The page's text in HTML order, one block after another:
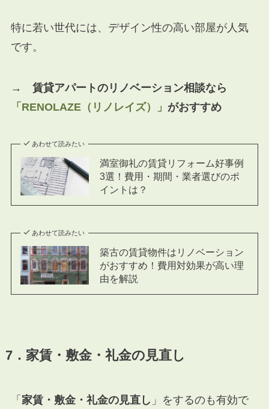
特に若い世代には、デザイン性の高い部屋が人気
です。
→ 賃貸アパートのリノベーション相談なら
「RENOLAZE（リノレイズ）」 がおすすめ
あわせて読みたい
満室御礼の賃貸リフォーム好事例
3選！費用・期間・業者選びのポ
イントは？
あわせて読みたい
築古の賃貸物件はリノベーション
がおすすめ！費用対効果が高い理
由を解説
7．家賃・敷金・礼金の見直し
「 家賃・敷金・礼金の見直し 」をするのも有効で